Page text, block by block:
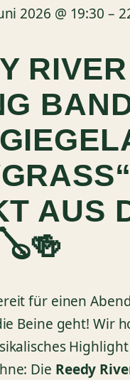
2026 @ 19:30 –
RIVER
AUS
für einen
Beine geht! Wir
Highlight
Die Reedy